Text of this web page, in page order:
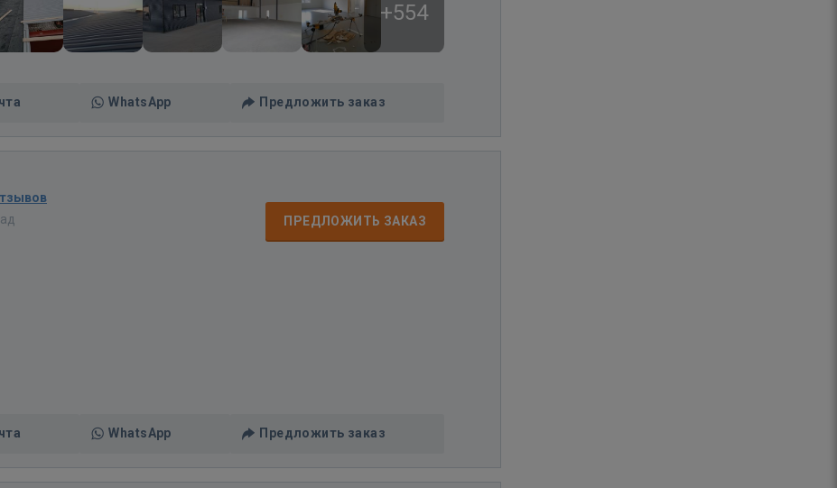
+554
WhatsApp Предложить заказ
ПРЕДЛОЖИТЬ ЗАКАЗ
WhatsApp Предложить заказ